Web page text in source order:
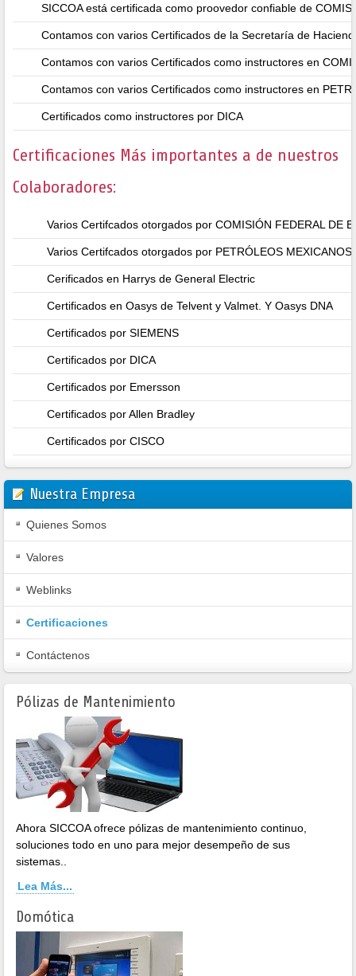
SICCOA está certificada como proovedor confiable de
Contamos con varios Certificados de la Secretaría de
Contamos con varios Certificados como instructores en
Contamos con varios Certificados como instructores en
Certificados como instructores por DICA
Certificaciones Más importantes a de nuestros
Colaboradores:
Varios Certifcados otorgados por COMISIÓN FEDERAL DE
Varios Certifcados otorgados por PETRÓLEOS MEXICANOS
Cerificados en Harrys de General Electric
Certificados en Oasys de Telvent y Valmet. Y Oasys DNA
Certificados por SIEMENS
Certificados por DICA
Certificados por Emersson
Certificados por Allen Bradley
Certificados por CISCO
Nuestra Empresa
Quienes Somos
Valores
Weblinks
Certificaciones
Contáctenos
Pólizas de Mantenimiento
Ahora SICCOA ofrece pólizas de mantenimiento continuo,
soluciones todo en uno para mejor desempeño de sus
sistemas..
Lea Más...
Domótica